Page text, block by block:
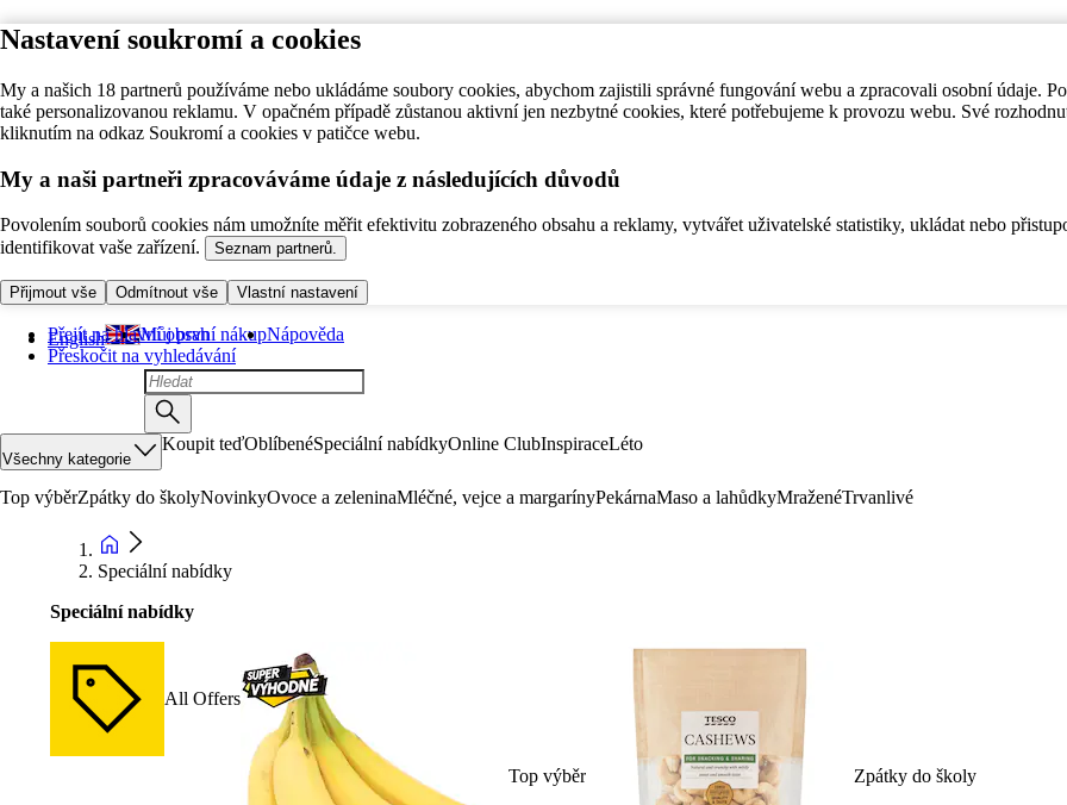
Nastavení soukromí a cookies
My a našich 18 partnerů používáme nebo ukládáme soubory cookies, abychom zajistili správné fungování webu a zpracovali osobní údaje.
také personalizovanou reklamu. V opačném případě zůstanou aktivní jen nezbytné cookies, které potřebujeme k provozu webu. Své
kliknutím na odkaz Soukromí a cookies v patičce webu.
My a naši partneři zpracováváme údaje z následujících důvodů
Povolením souborů cookies nám umožníte měřit efektivitu zobrazeného obsahu a reklamy, vytvářet uživatelské statistiky, ukládat nebo
identifikovat vaše zařízení.
Seznam partnerů.
Přijmout vše Odmítnout vše Vlastní nastavení
Přejít na hlavní obsah
Přeskočit na vyhledávání
English Můj první nákupNápověda
Všechny kategorie
Koupit teďOblíbenéSpeciální nabídkyOnline ClubInspiraceLéto
Top výběrZpátky do školyNovinkyOvoce a zeleninaMléčné, vejce a margarínyPekárnaMaso a lahůdkyMraženéTrvanlivé
Speciální nabídky
Speciální nabídky
All Offers
Top výběr Zpátky do školy